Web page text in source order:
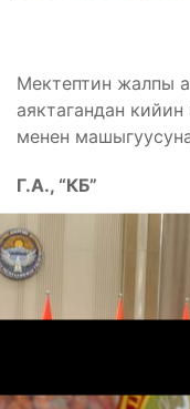
Мектептин жалпы
аяктагандан
менен
Г.А., “КБ”